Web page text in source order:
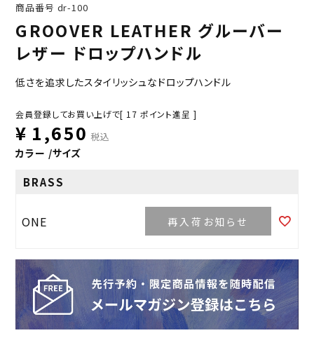
商品番号 dr-100
GROOVER LEATHER グルーバー
レザー ドロップハンドル
低さを追求したスタイリッシュなドロップハンドル
会員登録してお買い上げで[ 17 ポイント進呈 ]
¥ 1,650 税込
カラー サイズ
BRASS
ONE 再入荷お知らせ